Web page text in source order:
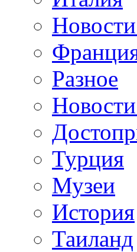
Разное
Турция
Музеи
История
Таиланд